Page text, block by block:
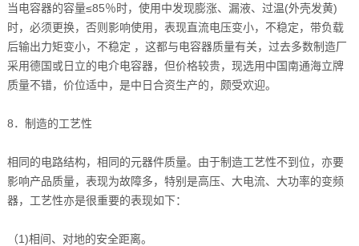
当电容器的容量≤85％时，使用中发现膨涨、漏液、过温(外壳发黄)
时，必须更换，否则影响使用，表现直流电压变小，不稳定，带负载
后输出力矩变小，不稳定 ，这都与电容器质量有关，过去多数制造厂
采用德国或日立的电介电容器，但价格较贵，现选用中国南通海立牌
质量不错，价位适中，是中日合资生产的，颇受欢迎。
8．制造的工艺性
相同的电路结构，相同的元器件质量。由于制造工艺性不到位，亦要
影响产品质量，表现为故障多，特别是高压、大电流、大功率的变频
器，工艺性亦是很重要的表现如下：
（1)相间、对地的安全距离。